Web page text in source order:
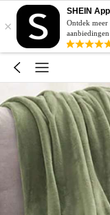
×
SHEIN
Ontdek